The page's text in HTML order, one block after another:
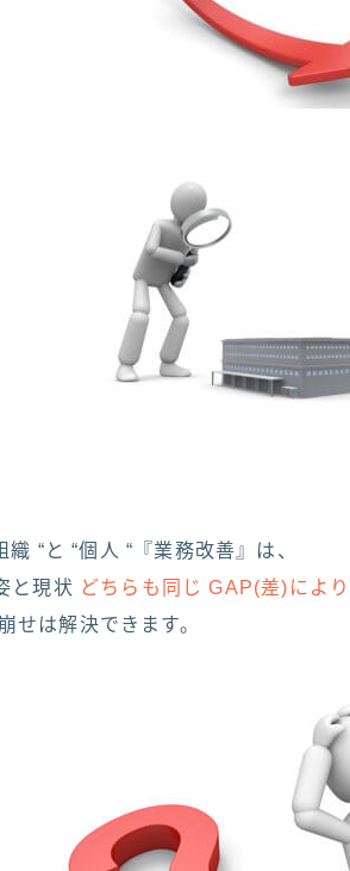
織 “と “個人 “『業務改善』は、
と現状 どちらも同じ GAP(差)によ
せは解決できます。